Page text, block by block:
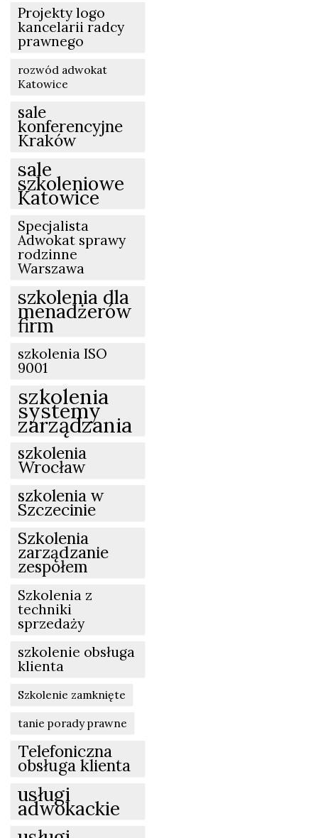
Projekty logo
kancelarii radcy
prawnego
rozwód adwokat
Katowice
sale
konferencyjne
Kraków
sale
szkoleniowe
Katowice
Specjalista
Adwokat sprawy
rodzinne
Warszawa
szkolenia dla
menadżerów
firm
szkolenia ISO
9001
szkolenia
systemy
zarządzania
szkolenia
Wrocław
szkolenia w
Szczecinie
Szkolenia
zarządzanie
zespołem
Szkolenia z
techniki
sprzedaży
szkolenie obsługa
klienta
Szkolenie zamknięte
tanie porady prawne
Telefoniczna
obsługa klienta
usługi
adwokackie